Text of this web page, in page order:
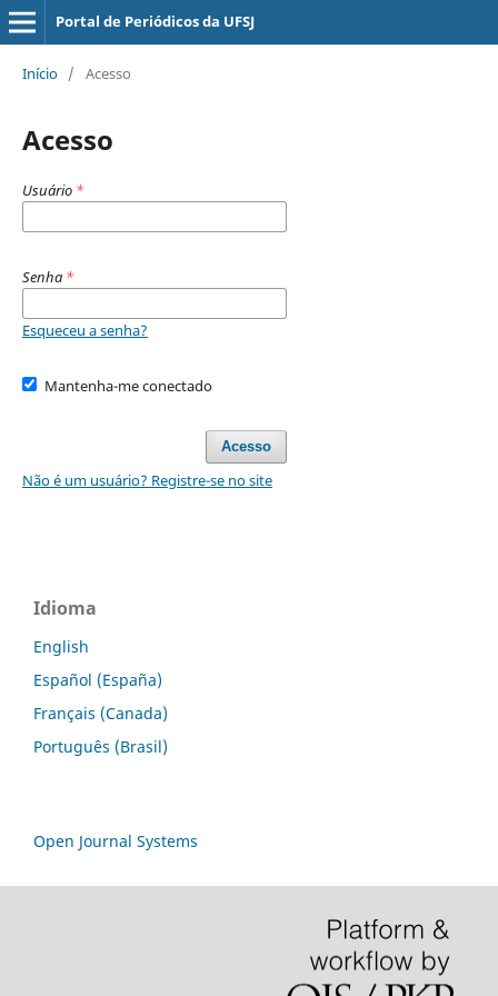
Portal de Periódicos da UFSJ
Início / Acesso
Acesso
Usuário *
Senha *
Esqueceu a senha?
Mantenha-me conectado
Acesso
Não é um usuário? Registre-se no site
Idioma
English
Español (España)
Français (Canada)
Português (Brasil)
Open Journal Systems